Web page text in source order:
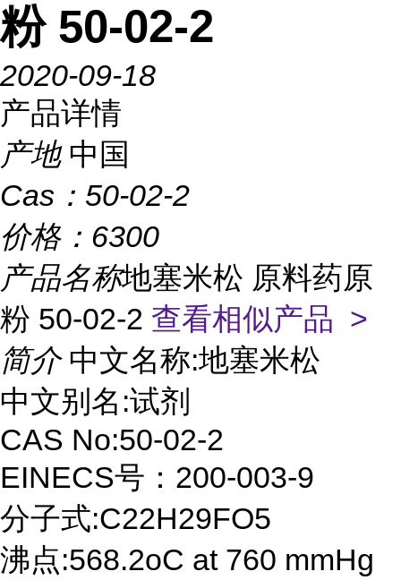
粉 50-02-2
2020-09-18
产品详情
产地 中国
Cas： 50-02-2
价格： 6300
产品名称地塞米松 原料药原
粉 50-02-2 查看相似产品 >
简介 中文名称:地塞米松
中文别名:试剂
CAS No:50-02-2
EINECS号：200-003-9
分子式:C22H29FO5
沸点:568.2oC at 760 mmHg